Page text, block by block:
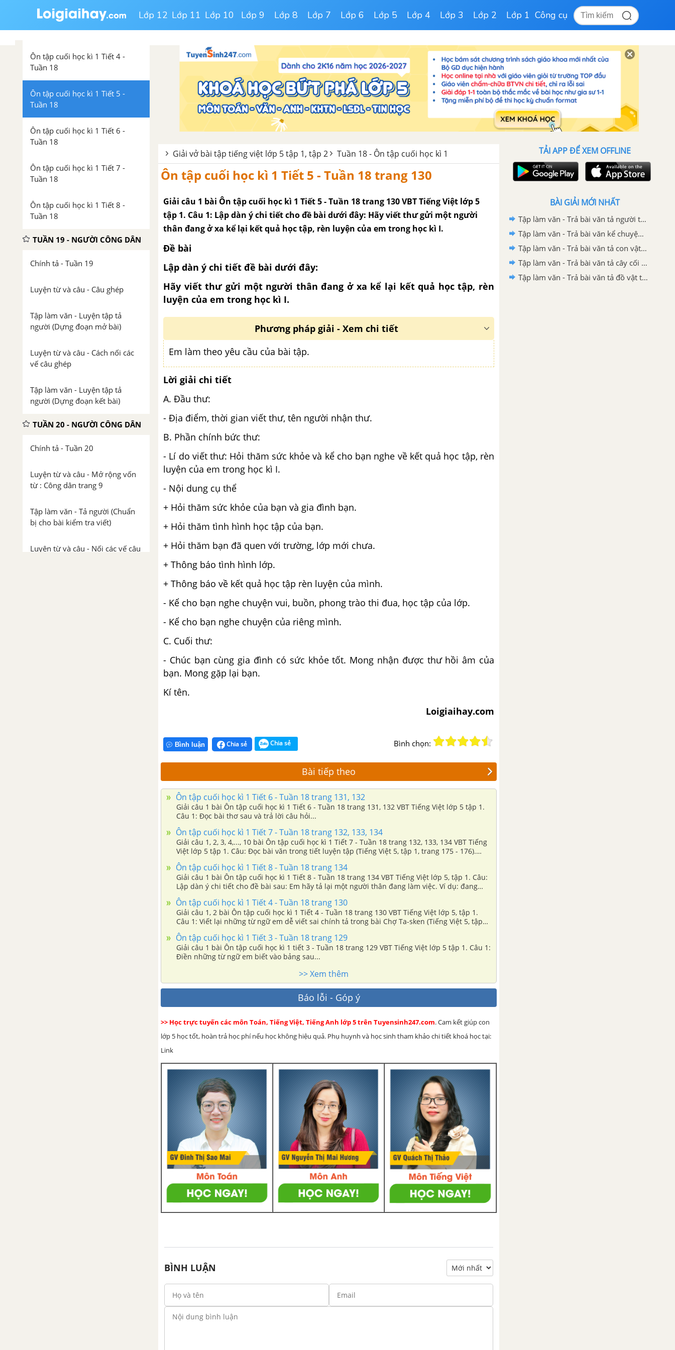
Lớp 12 Lớp 11 Lớp 10 Lớp 9 Lớp 8 Lớp 7 Lớp 6 Lớp 5 Lớp 4 Lớp 3 Lớp 2 Lớp 1 Công cụ
Ôn tập cuối học kì 1 Tiết 3 -
Tuần 18
Ôn tập cuối học kì 1 Tiết 4 -
Tuần 18
Ôn tập cuối học kì 1 Tiết 5 -
Tuần 18
Ôn tập cuối học kì 1 Tiết 6 -
Tuần 18
Ôn tập cuối học kì 1 Tiết 7 -
Tuần 18
Ôn tập cuối học kì 1 Tiết 8 -
Tuần 18
TUẦN 19 - NGƯỜI CÔNG DÂN
Chính tả - Tuần 19
Luyện từ và câu - Câu ghép
Tập làm văn - Luyện tập tả
người (Dựng đoạn mở bài)
Luyện từ và câu - Cách nối các
vế câu ghép
Tập làm văn - Luyện tập tả
người (Dựng đoạn kết bài)
TUẦN 20 - NGƯỜI CÔNG DÂN
Chính tả - Tuần 20
Luyện từ và câu - Mở rộng vốn
từ : Công dân trang 9
Tập làm văn - Tả người (Chuẩn
bị cho bài kiểm tra viết)
Luyện từ và câu - Nối các vế câu
Giải vở bài tập tiếng việt lớp 5 tập 1, tập 2 Tuần 18 - Ôn tập cuối học kì 1
Ôn tập cuối học kì 1 Tiết 5 - Tuần 18 trang 130
Giải câu 1 bài Ôn tập cuối học kì 1 Tiết 5 - Tuần 18 trang 130 VBT Tiếng Việt lớp 5
tập 1. Câu 1: Lập dàn ý chi tiết cho đề bài dưới đây: Hãy viết thư gửi một người
thân đang ở xa kể lại kết quả học tập, rèn luyện của em trong học kì I.
Đề bài
Lập dàn ý chi tiết đề bài dưới đây:
Hãy viết thư gửi một người thân đang ở xa kể lại kết quả học tập, rèn
luyện của em trong học kì I.
Phương pháp giải - Xem chi tiết
Em làm theo yêu cầu của bài tập.
Lời giải chi tiết
A. Đầu thư:
- Địa điểm, thời gian viết thư, tên người nhận thư.
B. Phần chính bức thư:
- Lí do viết thư: Hỏi thăm sức khỏe và kể cho bạn nghe về kết quả học tập, rèn
luyện của em trong học kì I.
- Nội dung cụ thể
+ Hỏi thăm sức khỏe của bạn và gia đình bạn.
+ Hỏi thăm tình hình học tập của bạn.
+ Hỏi thăm bạn đã quen với trường, lớp mới chưa.
+ Thông báo tình hình lớp.
+ Thông báo về kết quả học tập rèn luyện của mình.
- Kể cho bạn nghe chuyện vui, buồn, phong trào thi đua, học tập của lớp.
- Kể cho bạn nghe chuyện của riêng mình.
C. Cuối thư:
- Chúc bạn cùng gia đình có sức khỏe tốt. Mong nhận được thư hồi âm của
bạn. Mong gặp lại bạn.
Kí tên.
Loigiaihay.com
Bình luận Chia sẻ Chia sẻ Bình chọn:
Bài tiếp theo
Ôn tập cuối học kì 1 Tiết 6 - Tuần 18 trang 131, 132
Giải câu 1 bài Ôn tập cuối học kì 1 Tiết 6 - Tuần 18 trang 131, 132 VBT Tiếng Việt lớp 5 tập 1.
Câu 1: Đọc bài thơ sau và trả lời câu hỏi...
Ôn tập cuối học kì 1 Tiết 7 - Tuần 18 trang 132, 133, 134
Giải câu 1, 2, 3, 4,..., 10 bài Ôn tập cuối học kì 1 Tiết 7 - Tuần 18 trang 132, 133, 134 VBT Tiếng
Việt lớp 5 tập 1. Câu: Đọc bài văn trong tiết luyện tập (Tiếng Việt 5, tập 1, trang 175 - 176).
Dựa vào nội dung bài đọc, đánh dấu x...
Ôn tập cuối học kì 1 Tiết 8 - Tuần 18 trang 134
Giải câu 1 bài Ôn tập cuối học kì 1 Tiết 8 - Tuần 18 trang 134 VBT Tiếng Việt lớp 5, tập 1. Câu:
Lập dàn ý chi tiết cho đề bài sau: Em hãy tả lại một người thân đang làm việc. Ví dụ: đang
nấu cơm, khâu vá,...
Ôn tập cuối học kì 1 Tiết 4 - Tuần 18 trang 130
Giải câu 1, 2 bài Ôn tập cuối học kì 1 Tiết 4 - Tuần 18 trang 130 VBT Tiếng Việt lớp 5, tập 1.
Câu 1: Viết lại những từ ngữ em dễ viết sai chính tả trong bài Chợ Ta-sken (Tiếng Việt 5, tập
một, trang 174)
Ôn tập cuối học kì 1 Tiết 3 - Tuần 18 trang 129
Giải câu 1 bài Ôn tập cuối học kì 1 tiết 3 - Tuần 18 trang 129 VBT Tiếng Việt lớp 5 tập 1. Câu 1:
Điền những từ ngữ em biết vào bảng sau...
>> Xem thêm
Báo lỗi - Góp ý
>> Học trực tuyến các môn Toán, Tiếng Việt, Tiếng Anh lớp 5 trên Tuyensinh247.com. Cam kết giúp con
lớp 5 học tốt, hoàn trả học phí nếu học không hiệu quả. Phụ huynh và học sinh tham khảo chi tiết khoá học tại:
Link
BÌNH LUẬN
TẢI APP ĐỂ XEM OFFLINE
BÀI GIẢI MỚI NHẤT
Tập làm văn - Trả bài văn tả người trang 102
Tập làm văn - Trả bài văn kể chuyện trang 32
Tập làm văn - Trả bài văn tả con vật trang 89
Tập làm văn - Trả bài văn tả cây cối trang 73
Tập làm văn - Trả bài văn tả đồ vật trang 50